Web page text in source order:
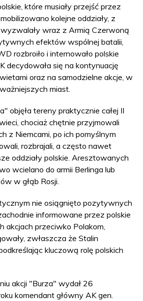
które musiały przejść przez
kolejne oddziały, z
wraz z Armią Czerwoną
efektów wspólnej batalii,
rozbroiło i internowało polskie
decydowała się na kontynuację
oraz na samodzielne akcje, w
miast.
objęła tereny praktycznie całej II
chociaż chętnie przyjmowali
z Niemcami, po ich pomyślnym
rozbrajali, a często nawet
oddziały polskie. Aresztowanych
wcielano do armii Berlinga lub
w głąb Rosji.
nie osiągnięto pozytywnych
informowane przez polskie
akcjach przeciwko Polakom,
zwłaszcza że Stalin
kluczową rolę polskich
akcji "Burza" wydał 26
komendant główny AK gen.